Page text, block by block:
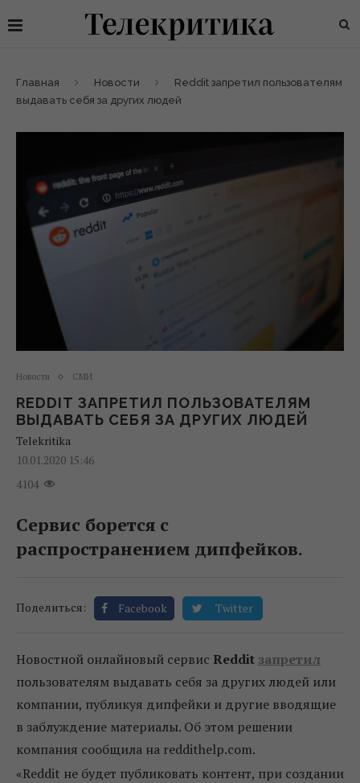
Главная Новости
Reddit запретил пользователям
выдавать себя за других людей
Новости СМИ
REDDIT ЗАПРЕТИЛ ПОЛЬЗОВАТЕЛЯМ
ВЫДАВАТЬ СЕБЯ ЗА ДРУГИХ ЛЮДЕЙ
Telekritika
10.01.2020 15:46
4104
Сервис борется с
распространением дипфейков.
Поделиться: Facebook Twitter
Новостной онлайновый сервис Reddit запретил
пользователям выдавать себя за других людей или
компании, публикуя дипфейки и другие вводящие
в заблуждение материалы. Об этом решении
компания сообщила на reddithelp.com.
«Reddit не будет публиковать контент, при создании